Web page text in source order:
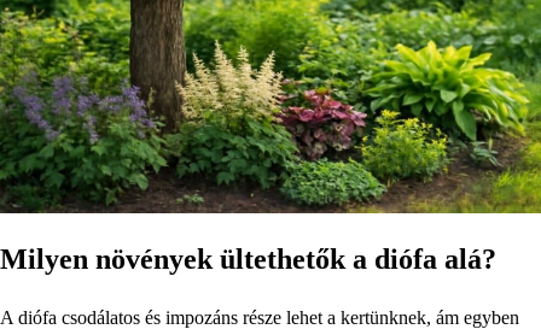
Milyen növények ültethetők a diófa alá?
A diófa csodálatos és impozáns része lehet a kertünknek, ám egyben